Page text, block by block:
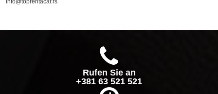
info@toprentacar.rs
Rufen Sie an
+381 63 521 521